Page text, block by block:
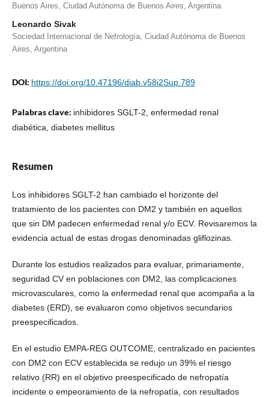
Buenos Aires, Ciudad Autónoma de Buenos Aires, Argentina
Leonardo Sivak
Sociedad Internacional de Nefrología, Ciudad Autónoma de Buenos
Aires, Argentina
DOI: https://doi.org/10.47196/diab.v58i2Sup.789
Palabras clave: inhibidores SGLT-2, enfermedad renal
diabética, diabetes mellitus
Resumen
Los inhibidores SGLT-2 han cambiado el horizonte del
tratamiento de los pacientes con DM2 y también en aquellos
que sin DM padecen enfermedad renal y/o ECV. Revisaremos la
evidencia actual de estas drogas denominadas gliflozinas.
Durante los estudios realizados para evaluar, primariamente,
seguridad CV en poblaciones con DM2, las complicaciones
microvasculares, como la enfermedad renal que acompaña a la
diabetes (ERD), se evaluaron como objetivos secundarios
preespecificados.
En el estudio EMPA-REG OUTCOME, centralizado en pacientes
con DM2 con ECV establecida se redujo un 39% el riesgo
relativo (RR) en el objetivo preespecificado de nefropatía
incidente o empeoramiento de la nefropatía, con resultados